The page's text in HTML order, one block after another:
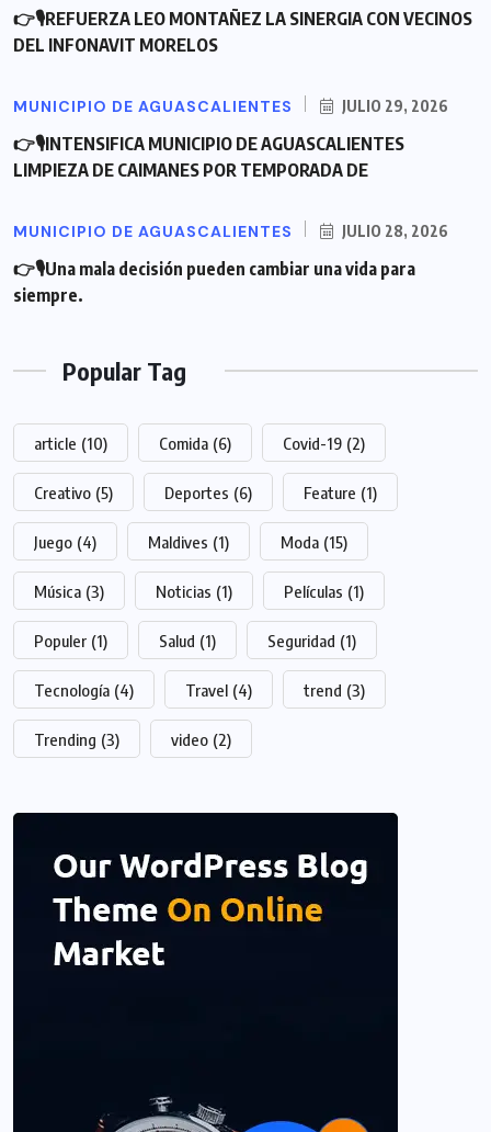
👉🎙REFUERZA LEO MONTAÑEZ LA SINERGIA CON VECINOS
DEL INFONAVIT MORELOS
MUNICIPIO DE AGUASCALIENTES JULIO 29, 2026
👉🎙INTENSIFICA MUNICIPIO DE AGUASCALIENTES
LIMPIEZA DE CAIMANES POR TEMPORADA DE
MUNICIPIO DE AGUASCALIENTES JULIO 28, 2026
👉🎙Una mala decisión pueden cambiar una vida para
siempre.
Popular Tag
article (10) Comida (6) Covid-19 (2)
Creativo (5) Deportes (6) Feature (1)
Juego (4) Maldives (1) Moda (15)
Música (3) Noticias (1) Películas (1)
Populer (1) Salud (1) Seguridad (1)
Tecnología (4) Travel (4) trend (3)
Trending (3) video (2)